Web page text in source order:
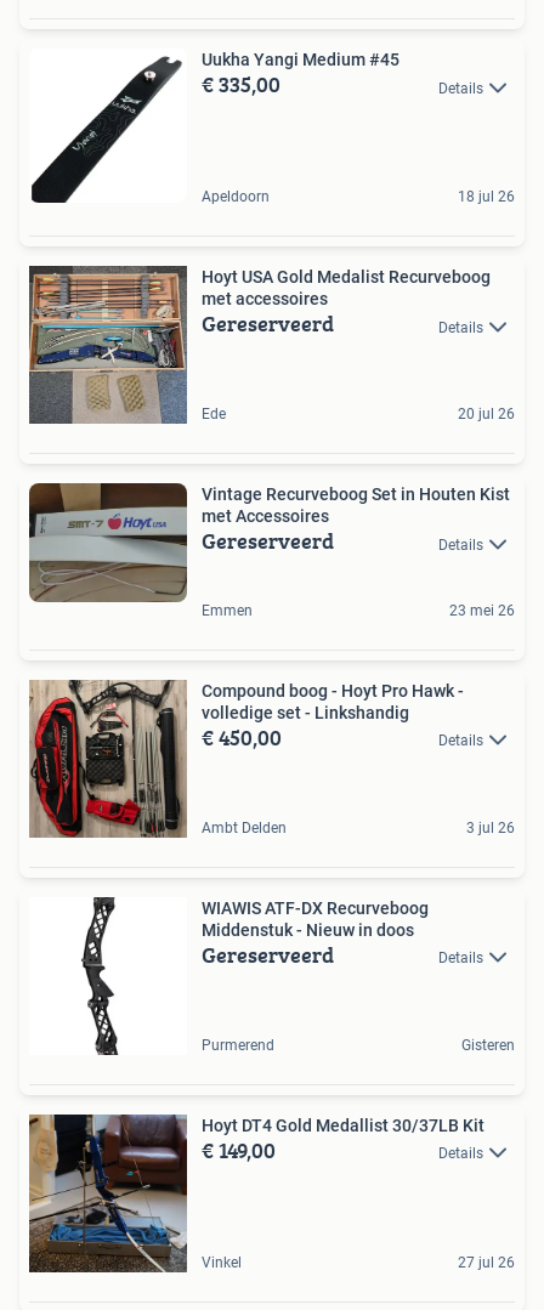
Uukha Yangi Medium #45
€ 335,00 Details
Apeldoorn 18 jul 26
Hoyt USA Gold Medalist Recurveboog
met accessoires
Gereserveerd Details
Ede 20 jul 26
Vintage Recurveboog Set in Houten Kist
met Accessoires
Gereserveerd Details
Emmen 23 mei 26
Compound boog - Hoyt Pro Hawk -
volledige set - Linkshandig
€ 450,00 Details
Ambt Delden 3 jul 26
WIAWIS ATF-DX Recurveboog
Middenstuk - Nieuw in doos
Gereserveerd Details
Purmerend Gisteren
Hoyt DT4 Gold Medallist 30/37LB Kit
€ 149,00 Details
Vinkel 27 jul 26